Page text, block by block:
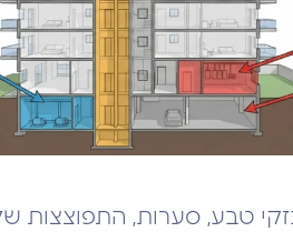
טבע, סערות, התפוצצות של